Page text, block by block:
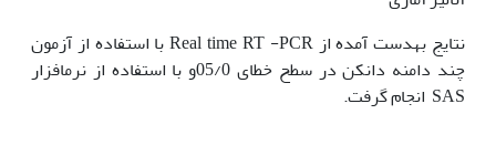
نتایج بهدست آمده از Real time RT -PCR با استفاده از آزمون
چند دامنه دانکن در سطح خطای 05/0و با استفاده از نرمافزار
SAS انجام گرفت.